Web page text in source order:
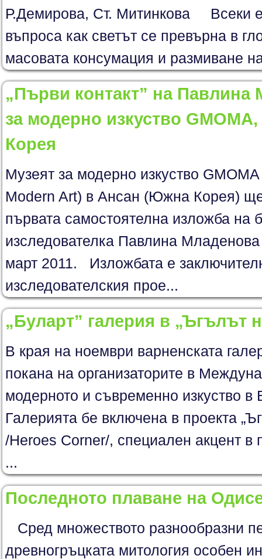
Р.Демирова, Ст. Митинкова Всеки
въпроса как светът се превърна в
масовата консумация и размиване
„Първи контакт” на Павлина
за модерно изкуство
Корея
Музеят за модерно изкуство
Modern Art) в Ансан (Южна Корея)
първата самостоятелна изложба на
изследователка Павлина
март 2011. Изложбата е
изследователския прое...
„Буларт” галерия в „Ъгълът
В края на ноември варненската
покана на организаторите в
модерното и съвременно изкуство
Галерията бе включена в проекта
/Heroes Corner/, специален акцент в
...
Последното плаване на
Сред множеството разнообразни
древногръцката митология особен